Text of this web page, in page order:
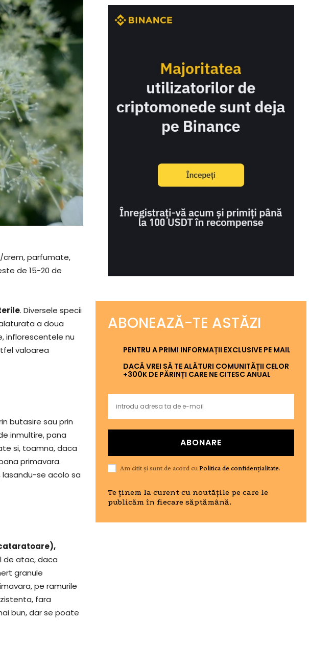
crem, parfumate,
de 15-20 de
. Diversele specii
a doua
inflorescentele nu
valoarea
butasire sau prin
inmultire, pana
si, toamna, daca
primavara.
se acolo sa
de atac, daca
granule
pe ramurile
fara
bun, dar se poate
ABONEAZĂ-TE ASTĂZI
PENTRU A PRIMI INFORMAȚII EXCLUSIVE PE MAIL
DACĂ VREI SĂ TE ALĂTURI COMUNITĂȚII CELOR
+300K DE PĂRINȚI CARE NE CITESC ANUAL
ABONARE
Am citit și sunt de acord cuPolitica de confidențialitate.
Te ținem la curent cu noutățile pe care le
publicăm în fiecare săptămână.